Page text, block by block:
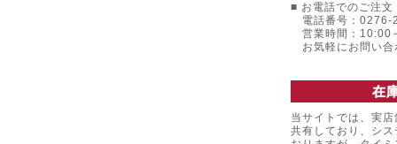
■ お電話でのご注文
電話番号：0276-
営業時間：10:00
お気軽にお問い合
在
当サイトでは、実
共有しており、シ